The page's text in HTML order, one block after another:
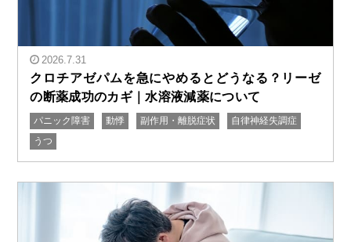
" alt="クロチアゼパムを急にやめるとどうなる？リーゼ
2026.7.31
クロチアゼパムを急にやめるとどうなる？リーゼ
の断薬成功のカギ｜水溶液減薬について
パニック障害 動悸 副作用・離脱症状
自律神経失調症
うつ